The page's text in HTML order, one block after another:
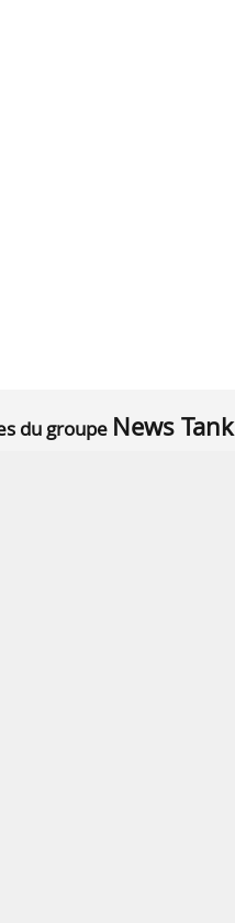
du groupe News Tank